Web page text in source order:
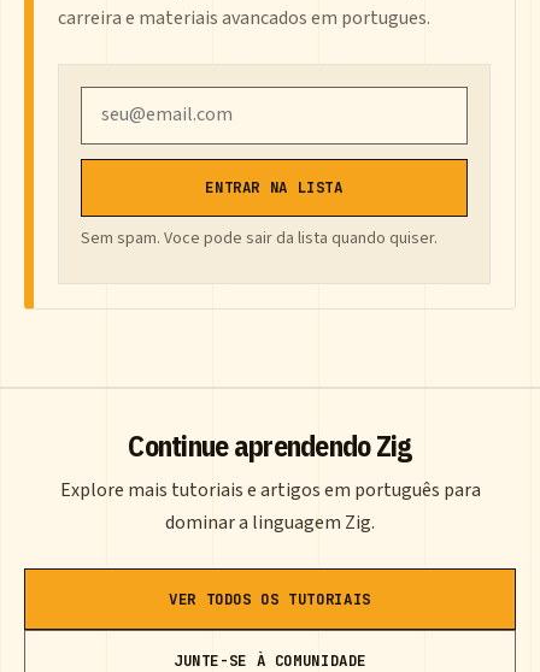
carreira e materiais avancados em portugues.
ENTRAR NA LISTA
Sem spam. Voce pode sair da lista quando quiser.
Continue aprendendo Zig
Explore mais tutoriais e artigos em português para
dominar a linguagem Zig.
VER TODOS OS TUTORIAIS
JUNTE-SE À COMUNIDADE